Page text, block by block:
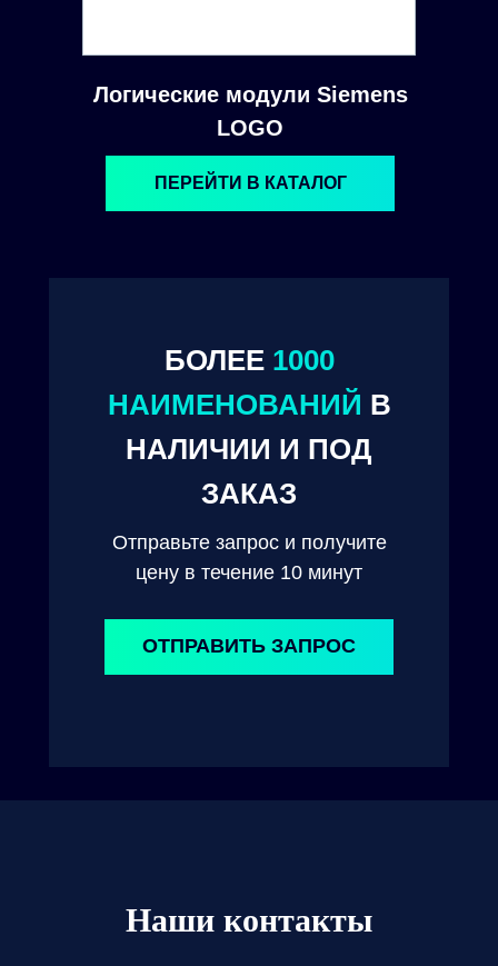
ОТПРАВИТЬ ЗАПРОС
БОЛЕЕ 1000
НАИМЕНОВАНИЙ В
НАЛИЧИИ И ПОД
ЗАКАЗ
Отправьте запрос и получите
цену в течение 10 минут
Логические модули Siemens
LOGO
ПЕРЕЙТИ В КАТАЛОГ
Наши контакты
© 2024. ООО "Технокам Инжиниринг"